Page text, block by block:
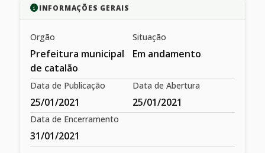
INFORMAÇÕES GERAIS
Orgão
Prefeitura municipal
de catalão
Situação
Em andamento
Data de Publicação
25/01/2021
Data de Abertura
25/01/2021
Data de Encerramento
31/01/2021